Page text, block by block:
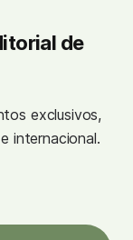
de
exclusivos,
internacional.